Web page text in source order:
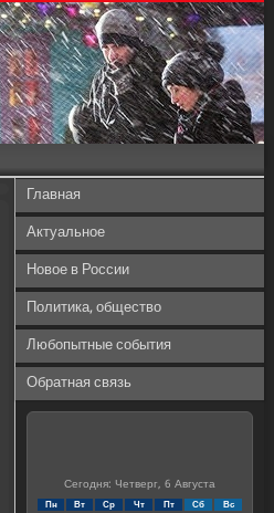
Главная
Актуальное
Новое в России
Политика, общество
Любопытные события
Обратная связь
Сегодня: Четверг, 6 Августа
Пн Вт Ср Чт Пт Сб Вс